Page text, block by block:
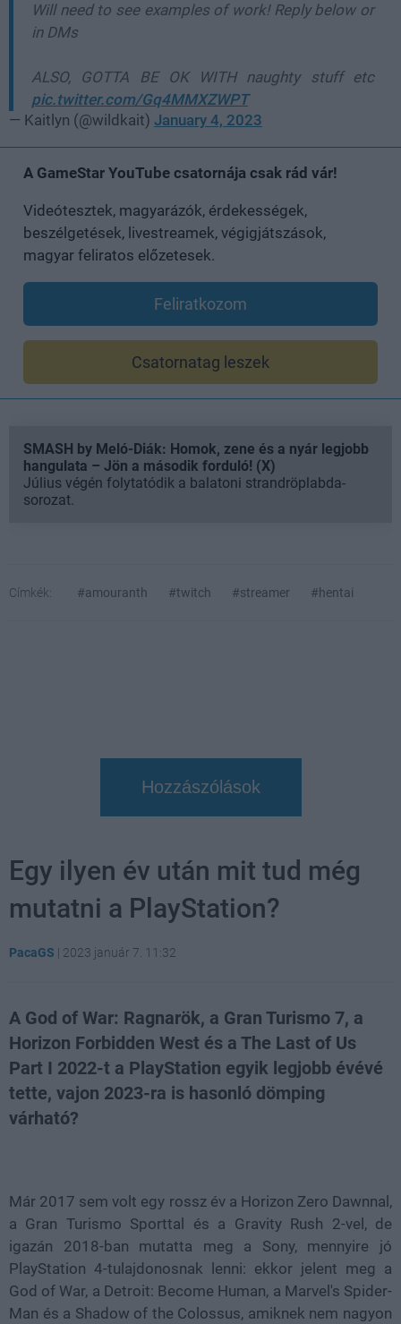
Will need to see examples of work! Reply below or
in DMs
ALSO, GOTTA BE OK WITH naughty stuff etc
pic.twitter.com/Gq4MMXZWPT
— Kaitlyn (@wildkait) January 4, 2023
A GameStar YouTube csatornája csak rád vár!
Videótesztek, magyarázók, érdekességek,
beszélgetések, livestreamek, végigjátszások,
magyar feliratos előzetesek.
Feliratkozom
Csatornatag leszek
SMASH by Meló-Diák: Homok, zene és a nyár legjobb
hangulata – Jön a második forduló! (X)
Július végén folytatódik a balatoni strandröplabda-
sorozat.
Címkék: #amouranth #twitch #streamer #hentai
Hozzászólások
Egy ilyen év után mit tud még
mutatni a PlayStation?
PacaGS | 2023 január 7. 11:32
A God of War: Ragnarök, a Gran Turismo 7, a
Horizon Forbidden West és a The Last of Us
Part I 2022-t a PlayStation egyik legjobb évévé
tette, vajon 2023-ra is hasonló dömping
várható?
Már 2017 sem volt egy rossz év a Horizon Zero Dawnnal,
a Gran Turismo Sporttal és a Gravity Rush 2-vel, de
igazán 2018-ban mutatta meg a Sony, mennyire jó
PlayStation 4-tulajdonosnak lenni: ekkor jelent meg a
God of War, a Detroit: Become Human, a Marvel's Spider-
Man és a Shadow of the Colossus, amiknek nem nagyon